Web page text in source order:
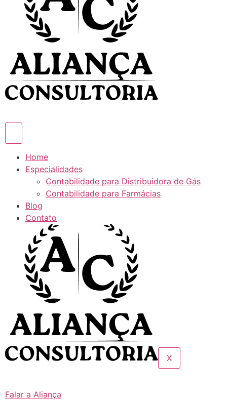
Home
Especialidades
Contabilidade para Distribuidora de Gás
Contabilidade para Farmácias
Blog
Contato
X
Falar a Aliança